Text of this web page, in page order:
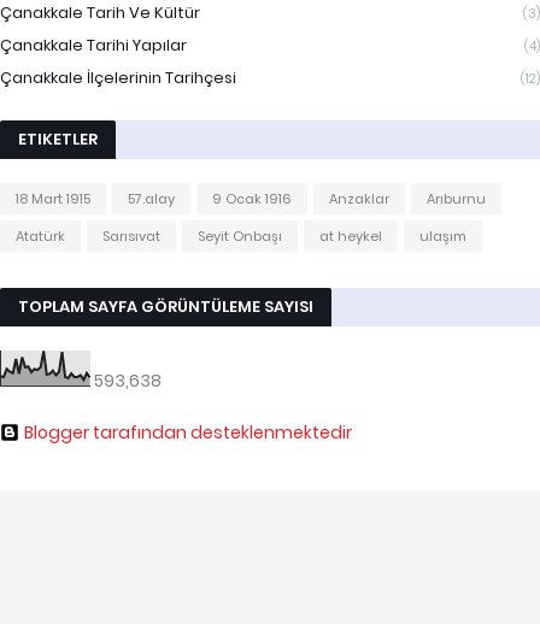
Çanakkale Tarih Ve Kültür (3)
Çanakkale Tarihi Yapılar (4)
Çanakkale İlçelerinin Tarihçesi (12)
ETIKETLER
18 Mart 1915 57.alay 9 Ocak 1916 Anzaklar
Arıburnu
Atatürk
Sarısıvat Seyit Onbaşı at heykel ulaşım
TOPLAM SAYFA GÖRÜNTÜLEME SAYISI
593,638
Blogger tarafından desteklenmektedir